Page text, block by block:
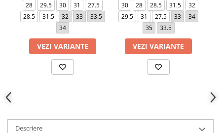
28 29.5 30 31
27.5
28.5
31.5 32 33
33.5
34
VEZI VARIANTE
30 28 28.5 31.5
32
29.5
31 27.5 33
34
35
33.5
VEZI VARIANTE
Descriere